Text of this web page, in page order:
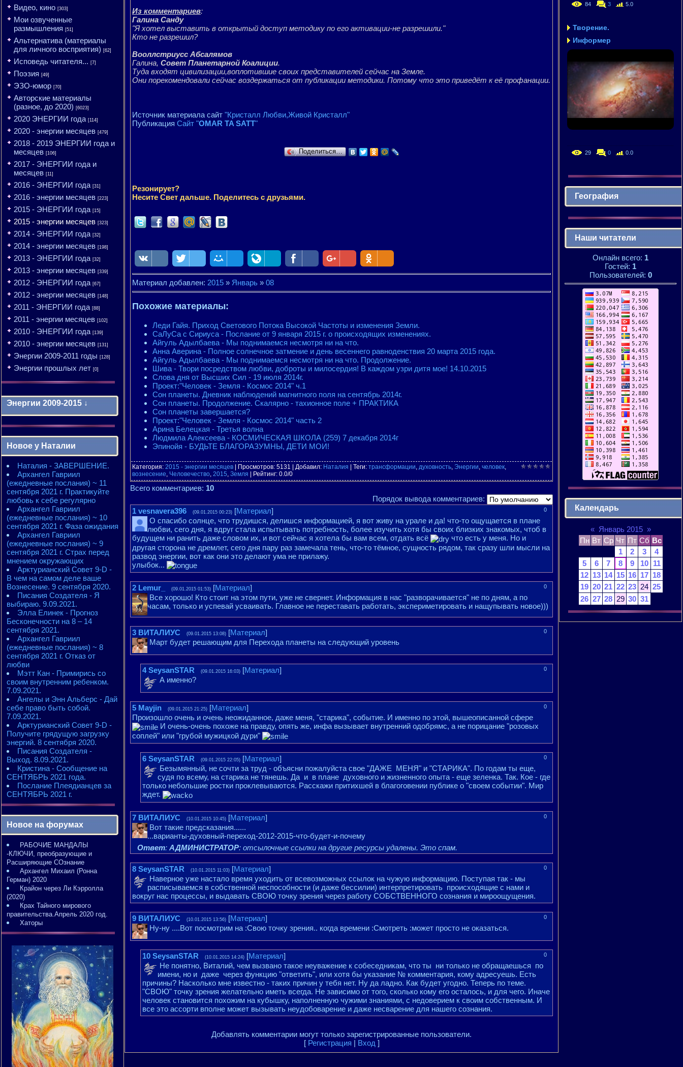
Видео, кино [303]
Мои озвученные
размышления [51]
Альтернатива (материалы
для личного восприятия) [62]
Исповедь читателя... [7]
Поэзия [49]
ЭЗО-юмор [70]
Авторские материалы
(разное, до 2020) [6023]
2020 ЭНЕРГИИ года [114]
2020 - энергии месяцев [479]
2018 - 2019 ЭНЕРГИИ года и
месяцев [106]
2017 - ЭНЕРГИИ года и
месяцев [11]
2016 - ЭНЕРГИИ года [31]
2016 - энергии месяцев [223]
2015 - ЭНЕРГИИ года [15]
2015 - энергии месяцев [323]
2014 - ЭНЕРГИИ года [32]
2014 - энергии месяцев [198]
2013 - ЭНЕРГИИ года [32]
2013 - энергии месяцев [339]
2012 - ЭНЕРГИИ года [67]
2012 - энергии месяцев [148]
2011 - ЭНЕРГИИ года [88]
2011 - энергии месяцев [102]
2010 - ЭНЕРГИИ года [139]
2010 - энергии месяцев [131]
Энергии 2009-2011 годы [128]
Энергии прошлых лет [0]
Энергии 2009-2015 ↓
2010 - энергии месяцев
2010 - ЭНЕРГИИ года
2011 - энергии месяцев
2011 - ЭНЕРГИИ года
2012 - энергии месяцев
2012 - ЭНЕРГИИ года
2013 - энергии месяцев
2013 - ЭНЕРГИИ года
2014 - энергии месяцев
2014 - ЭНЕРГИИ года
2015 - энергии месяцев
2015 - ЭНЕРГИИ года
Новое у Наталии
Наталия - ЗАВЕРШЕНИЕ.
Архангел Гавриил
(ежедневные послания) ~ 11
сентября 2021 г. Практикуйте
любовь к себе регулярно
Архангел Гавриил
(ежедневные послания) ~ 10
сентября 2021 г. Фаза ожидания
Архангел Гавриил
(ежедневные послания) ~ 9
сентября 2021 г. Страх перед
мнением окружающих
Арктурианский Совет 9-D -
В чем на самом деле ваше
Вознесение. 9 сентября 2020.
Писания Создателя - Я
выбираю. 9.09.2021.
Элла Елинек - Прогноз
Бесконечности на 8 – 14
сентября 2021.
Архангел Гавриил
(ежедневные послания) ~ 8
сентября 2021 г. Отказ от
любви
Мэтт Кан - Примирись со
своим внутренним ребенком.
7.09.2021.
Ангелы и Энн Альберс - Дай
себе право быть собой.
7.09.2021.
Арктурианский Совет 9-D -
Получите грядущую загрузку
энергий. 8 сентября 2020.
Писания Создателя -
Выход. 8.09.2021.
Кристина - Сообщение на
СЕНТЯБРЬ 2021 года.
Послание Плеядианцев за
СЕНТЯБРЬ 2021 г.
Новое на форумах
РАБОЧИЕ МАНДАЛЫ
-КЛЮЧИ, преобразующие и
Расширяющие СОзнание
Архангел Михаил (Ронна
Герман) 2020
Крайон через Ли Кэрролла
(2020)
Крах Тайного мирового
правительства.Апрель 2020 год.
Хаторы
Из комментариев:
Галина Санду
"Я хотел выставить в открытый доступ методику по его активации-не разрешили."
Кто не разрешил?
Вооллстриусс Абсалямов
Галина, Совет Планетарной Коалиции.
Туда входят цивилизации,воплотившие своих представителей сейчас на Земле.
Они порекомендовали сейчас воздержаться от публикации методики. Потому что это приведёт к её профанации.
Источник материала сайт "Кристалл Любви,Живой Кристалл"
Публикация Сайт "OMAR TA SATT"
Поделиться…
Резонирует?
Несите Свет дальше. Поделитесь с друзьями.
Материал добавлен: 2015 » Январь » 08
Похожие материалы:
Леди Гайя. Приход Светового Потока Высокой Частоты и изменения Земли.
СаЛуСа с Сириуса - Послание от 9 января 2015 г. о происходящих изменениях.
Айгуль Адылбаева - Мы поднимаемся несмотря ни на что.
Анна Аверина - Полное солнечное затмение и день весеннего равноденствия 20 марта 2015 года.
Айгуль Адылбаева - Мы поднимаемся несмотря ни на что. Продолжение.
Шива - Твори посредством любви, доброты и милосердия! В каждом узри дитя мое! 14.10.2015
Слова дня от Высших Сил - 19 июля 2014г.
Проект:"Человек - Земля - Космос 2014" ч.1
Сон планеты. Дневник наблюдений магнитного поля на сентябрь 2014г.
Сон планеты. Продолжение. Скалярно - тахионное поле + ПРАКТИКА
Cон планеты завершается?
Проект:"Человек - Земля - Космос 2014" часть 2
Арина Белецкая - Третья волна
Людмила Алексеева - КОСМИЧЕСКАЯ ШКОЛА (259) 7 декабря 2014г
Эпинойя - БУДЬТЕ БЛАГОРАЗУМНЫ, ДЕТИ МОИ!
Категория: 2015 - энергии месяцев Просмотров: 5131 | Добавил: Наталия Теги: трансформации, духовность, Энергии, человек,
вознесение, Человечество, 2015, Земля Рейтинг: 0.0/0
Всего комментариев: 10
Порядок вывода комментариев:
0
1 vesnavera396 (09.01.2015 00:23) [Материал]
О спасибо солнце, что трудишся, делишся информацией, я вот живу на урале и да! что-то ощущается в плане
любви, сего дня, я вдруг стала испытывать потребность, более изучить хотя бы своих близких знакомых, чтоб в
будущем ни ранить даже словом их, и вот сейчас я хотела бы вам всем, отдать всё
что есть у меня. Но и
другая сторона не дремлет, сего дня пару раз замечала тень, что-то тёмное, сущность рядом, так сразу шли мысли на
развод энергии, вот как они это делают ума не прилажу.
улыбок...
0
2 Lemur_ (09.01.2015 01:53) [Материал]
Все хорошо! Кто стоит на этом пути, уже не свернет. Информация в нас "разворачивается" не по дням, а по
часам, только и успевай усваивать. Главное не переставать работать, экспериметировать и нащупывать новое)))
0
3 ВИТАЛИУС (09.01.2015 13:08) [Материал]
Март будет решающим для Перехода планеты на следующий уровень
0
4 SeysanSTAR (09.01.2015 16:03) [Материал]
А именно?
0
5 Mayjin (09.01.2015 21:25) [Материал]
Произошло очень и очень неожиданное, даже меня, "старика", событие. И именно по этой, вышеописанной сфере
И очень-очень похоже на правду, опять же, инфа вызывает внутренний одобрямс, а не порицание "розовых
соплей" или "грубой мужицкой дури"
0
6 SeysanSTAR (09.01.2015 22:05) [Материал]
Безымянный, не сочти за труд - объясни пожалуйста свое "ДАЖЕ МЕНЯ" и "СТАРИКА". По годам ты еще,
судя по всему, на старика не тянешь. Да и в плане духовного и жизненного опыта - еще зеленка. Так. Кое - где
только небольшие ростки проклевываются. Расскажи притихшей в благоговении публике о "своем событии". Мир
ждет.
0
7 ВИТАЛИУС (10.01.2015 10:45) [Материал]
Вот такие предсказания......
...варианты-духовный-переход-2012-2015-что-будет-и-почему
Ответ: АДМИНИСТРАТОР: отсылочные ссылки на другие ресурсы удалены. Это спам.
0
8 SeysanSTAR (10.01.2015 11:03) [Материал]
Наверное уже настало время уходить от всевозможных ссылок на чужую информацию. Поступая так - мы
расписываемся в собственной неспособности (и даже бессилии) интерпретировать происходящие с нами и
вокруг нас процессы, и выдавать СВОЮ точку зрения через работу СОБСТВЕННОГО сознания и мироощущения.
0
9 ВИТАЛИУС (10.01.2015 13:56) [Материал]
Ну-ну ....Вот посмотрим на :Свою точку зрения.. когда времени :Смотреть :может просто не оказаться.
0
10 SeysanSTAR (10.01.2015 14:24) [Материал]
Не понятно, Виталий, чем вызвано такое неуважение к собеседникам, что ты ни только не обращаешься по
имени, но и даже через функцию "ответить", или хотя бы указание № комментария, кому адресуешь. Есть
причины? Насколько мне известно - таких причин у тебя нет. Ну да ладно. Как будет угодно. Теперь по теме.
"СВОЮ" точку зрения желательно иметь всегда. Не зависимо от того, сколько кому его осталось, и для чего. Иначе
человек становится похожим на кубышку, наполненную чужими знаниями, с недоверием к своим собственным. И
все это ассорти вполне может вызывать неудобоварение и даже несварение для нашего сознания.
Добавлять комментарии могут только зарегистрированные пользователи.
[ Регистрация | Вход ]
84 3 5.0
Творение.
Информер
29 0 0.0
География
Наши читатели
Онлайн всего: 1
Гостей: 1
Пользователей: 0
Календарь
« Январь 2015 »
Пн Вт Ср Чт Пт Сб Вс
1
2 3
4
5
6 7 8 9 10
11
12 13 14 15 16 17 18
19 20 21 22 23 24 25
26 27 28 29 30 31